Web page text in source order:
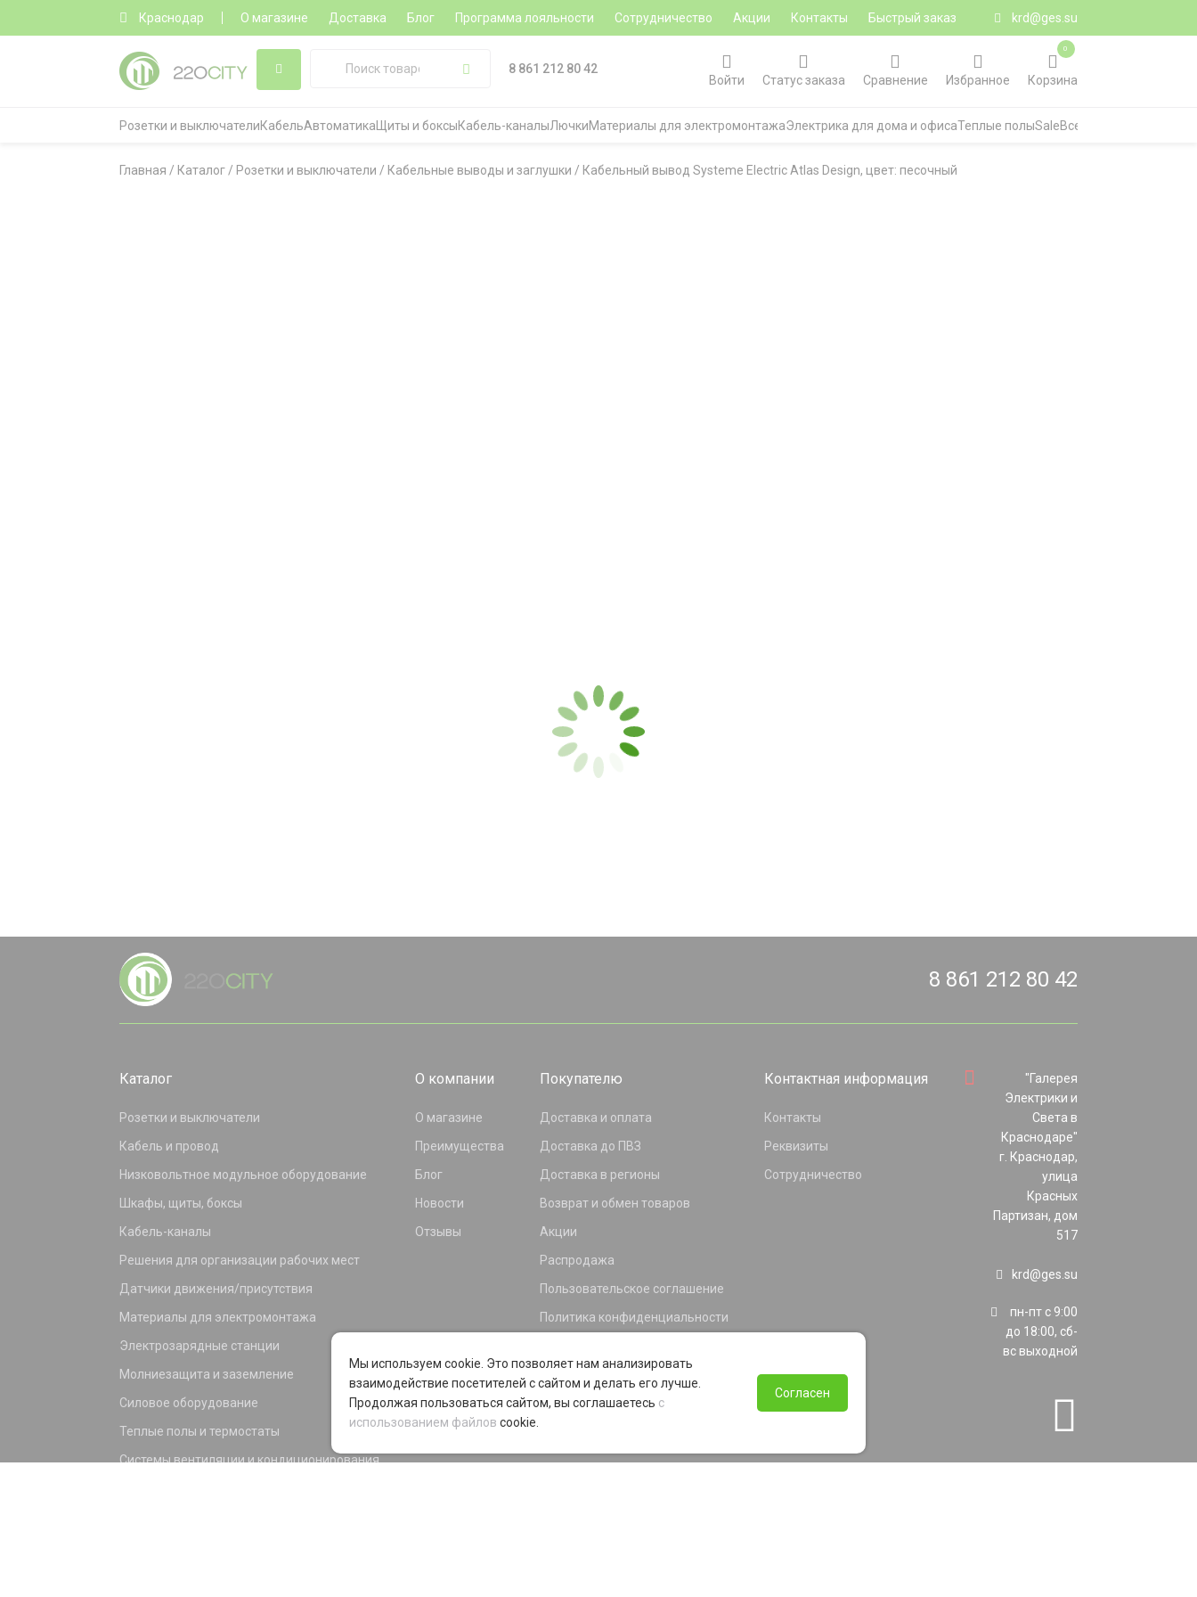
Краснодар О магазине Доставка Блог Программа лояльности Сотрудничество Акции Контакты Быстрый заказ krd@ges.su
8 861 212 80 42
Войти
Статус заказа Сравнение Избранное Корзина
0
Розетки и выключателиКабельАвтоматика Щиты и боксыКабель-каналыЛючкиМатериалы для электромонтажаЭлектрика для дома и офисаТеплые полыSaleВсе категории
Главная / Каталог / Розетки и выключатели / Кабельные выводы и заглушки / Кабельный вывод Systeme Electric Atlas Design, цвет: песочный
8 861 212 80 42
Каталог
Розетки и выключатели
Кабель и провод
Низковольтное модульное оборудование
Шкафы, щиты, боксы
Кабель-каналы
Решения для организации рабочих мест
Датчики движения/присутствия
Материалы для электромонтажа
Электрозарядные станции
Молниезащита и заземление
Силовое оборудование
Теплые полы и термостаты
Системы вентиляции и кондиционирования
О компании
О магазине
Преимущества
Блог
Новости
Отзывы
Покупателю
Доставка и оплата
Доставка до ПВЗ
Доставка в регионы
Возврат и обмен товаров
Акции
Распродажа
Пользовательское соглашение
Политика конфиденциальности
Программа лояльности
Контактная информация
Контакты
Реквизиты
Сотрудничество
"Галерея
Электрики и
Света в
Краснодаре"
г. Краснодар,
улица
Красных
Партизан, дом
517
krd@ges.su
пн-пт с 9:00
до 18:00, сб-
вс выходной
Мы используем cookie. Это позволяет нам анализировать
взаимодействие посетителей с сайтом и делать его лучше.
Продолжая пользоваться сайтом, вы соглашаетесь с
использованием файлов cookie.
Согласен